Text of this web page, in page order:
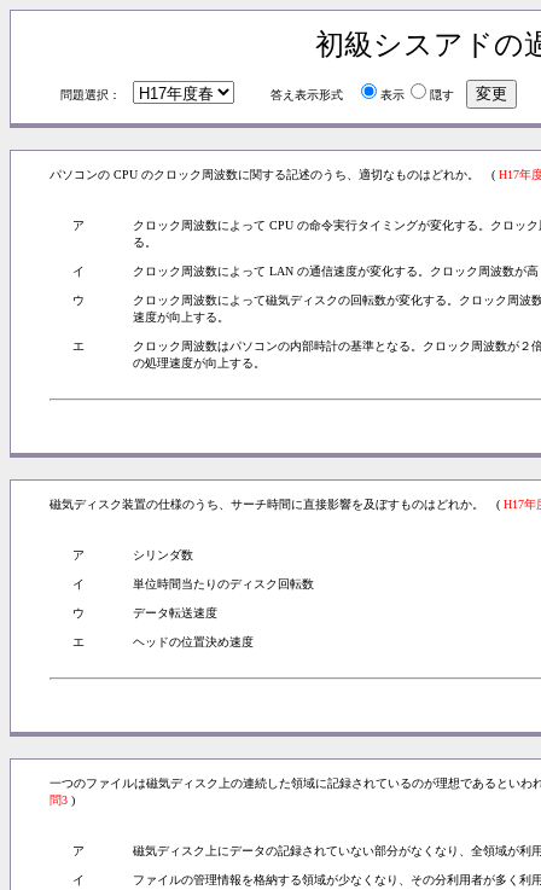
初級シスアドの
問題選択： 答え表示形式 表示 隠す
パソコンの CPU のクロック周波数に関する記述のうち、適切なものはどれか。 ( H17年
ア
クロック周波数によって CPU の命令実行タイミングが変化する。クロッ
る。
イ クロック周波数によって LAN の通信速度が変化する。クロック周波数が
ウ
クロック周波数によって磁気ディスクの回転数が変化する。クロック周
速度が向上する。
エ
クロック周波数はパソコンの内部時計の基準となる。クロック周波数が
の処理速度が向上する。
磁気ディスク装置の仕様のうち、サーチ時間に直接影響を及ぼすものはどれか。 ( H17
ア シリンダ数
イ 単位時間当たりのディスク回転数
ウ データ転送速度
エ ヘッドの位置決め速度
一つのファイルは磁気ディスク上の連続した領域に記録されているのが理想であるとい
問3 )
ア 磁気ディスク上にデータの記録されていない部分がなくなり、全領域が利
イ ファイルの管理情報を格納する領域が少なくなり、その分利用者が多く利